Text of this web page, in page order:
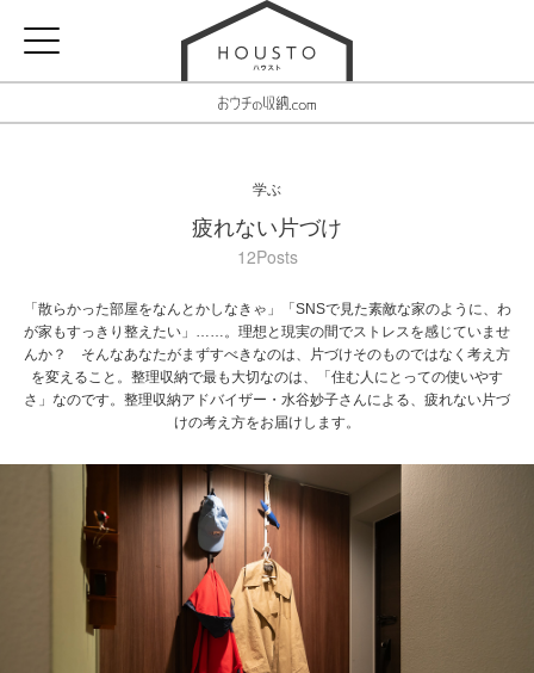
学ぶ
疲れない片づけ
12Posts
「散らかった部屋をなんとかしなきゃ」「SNSで見た素敵な家のように、わ
が家もすっきり整えたい」……。理想と現実の間でストレスを感じていませ
んか？ そんなあなたがまずすべきなのは、片づけそのものではなく考え方
を変えること。整理収納で最も大切なのは、「住む人にとっての使いやす
さ」なのです。整理収納アドバイザー・水谷妙子さんによる、疲れない片づ
けの考え方をお届けします。